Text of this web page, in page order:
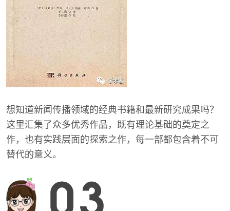
想知道新闻传播领域的经典书籍和最新研究成果吗？
这里汇集了众多优秀作品，既有理论基础的奠定之
作，也有实践层面的探索之作，每一部都包含着不可
替代的意义。